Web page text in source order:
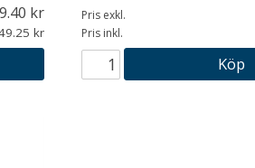
Pris exkl.
Pris inkl.
Köp